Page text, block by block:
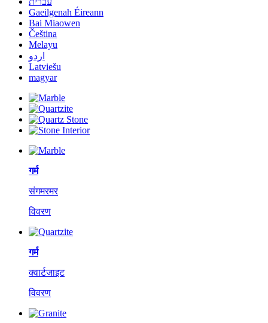
Gaeilgenah Éireann
Bai Miaowen
Čeština
Melayu
اردو
Latviešu
magyar
गर्म
संगमरमर
विवरण
गर्म
क्वार्टजाइट
विवरण